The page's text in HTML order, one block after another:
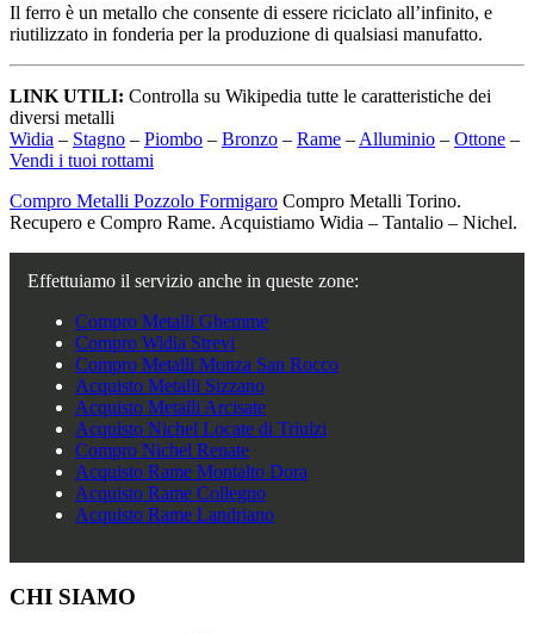
Il ferro è un metallo che consente di essere riciclato all’infinito, e
riutilizzato in fonderia per la produzione di qualsiasi manufatto.
LINK UTILI: Controlla su Wikipedia tutte le caratteristiche dei
diversi metalli
Widia – Stagno – Piombo – Bronzo – Rame – Alluminio – Ottone –
Vendi i tuoi rottami
Compro Metalli Pozzolo Formigaro Compro Metalli Torino.
Recupero e Compro Rame. Acquistiamo Widia – Tantalio – Nichel.
Effettuiamo il servizio anche in queste zone:
Compro Metalli Ghemme
Compro Widia Strevi
Compro Metalli Monza San Rocco
Acquisto Metalli Sizzano
Acquisto Metalli Arcisate
Acquisto Nichel Locate di Triulzi
Compro Nichel Renate
Acquisto Rame Montalto Dora
Acquisto Rame Collegno
Acquisto Rame Landriano
Footer
CHI SIAMO